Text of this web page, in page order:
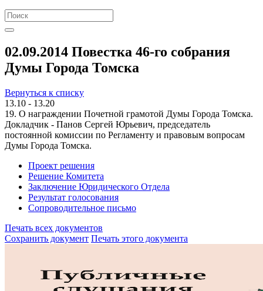
02.09.2014 Повестка 46-го собрания
Думы Города Томска
Вернуться к списку
13.10 - 13.20
19. О награждении Почетной грамотой Думы Города Томска.
Докладчик - Панов Сергей Юрьевич, председатель
постоянной комиссии по Регламенту и правовым вопросам
Думы Города Томска.
Проект решения
Решение Комитета
Заключение Юридического Отдела
Результат голосования
Сопроводительное письмо
Печать всех документов
Сохранить документ Печать этого документа